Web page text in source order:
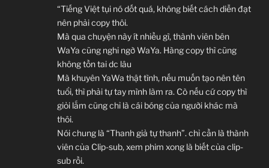
“Tiếng Việt tụi nó dốt quá, không biết cách diễn đạt
nên phải copy thôi.
Mà qua chuyện này ít nhiều gì, thành viên bên
WaYa cũng nghi ngờ WaYa. Hàng copy thì cũng
không tồn tai dc lâu
Mà khuyên YaWa thật tình, nếu muốn tạo nên tên
tuổi, thì phải tự tay mình làm ra. Cò nếu cứ copy thì
giỏi lắm cũng chỉ là cái bóng của người khác mà
thôi.
Nói chung là “Thanh giả tự thanh”. chỉ cần là thành
viên của Clip-sub, xem phim xong là biết của clip-
sub rồi.